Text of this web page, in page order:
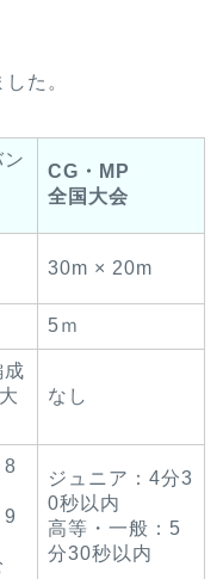
た。
CG・MP
全国大会
30m × 20m
5ｍ
成
なし
8
9
ジュニア：4分3
0秒以内
高等・一般：5
分30秒以内